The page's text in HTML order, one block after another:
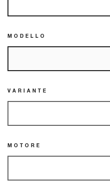
MODELLO
VARIANTE
MOTORE